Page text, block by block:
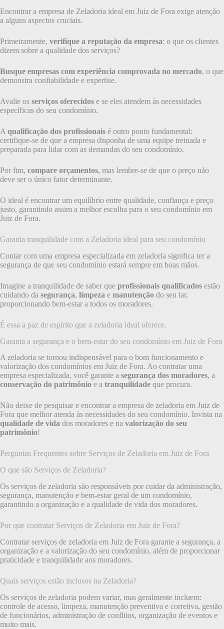
Encontrar a empresa de Zeladoria ideal em Juiz de Fora exige atenção
a alguns aspectos cruciais.
Primeiramente, verifique a reputação da empresa: o que os clientes
dizem sobre a qualidade dos serviços?
Busque empresas com experiência comprovada no mercado, o que
demonstra confiabilidade e expertise.
Avalie os serviços oferecidos e se eles atendem às necessidades
específicas do seu condomínio.
A qualificação dos profissionais é outro ponto fundamental:
certifique-se de que a empresa disponha de uma equipe treinada e
preparada para lidar com as demandas do seu condomínio.
Por fim, compare orçamentos, mas lembre-se de que o preço não
deve ser o único fator determinante.
O ideal é encontrar um equilíbrio entre qualidade, confiança e preço
justo, garantindo assim a melhor escolha para o seu condomínio em
Juiz de Fora.
Garanta tranquilidade com a Zeladoria ideal para seu condomínio
Contar com uma empresa especializada em zeladoria significa ter a
segurança de que seu condomínio estará sempre em boas mãos.
Imagine a tranquilidade de saber que profissionais qualificados estão
cuidando da segurança, limpeza e manutenção do seu lar,
proporcionando bem-estar a todos os moradores.
É essa a paz de espírito que a zeladoria ideal oferece.
Garanta a segurança e o bem-estar do seu condomínio em Juiz de Fora
A zeladoria se tornou indispensável para o bom funcionamento e
valorização dos condomínios em Juiz de Fora. Ao contratar uma
empresa especializada, você garante a segurança dos moradores, a
conservação do patrimônio e a tranquilidade que procura.
Não deixe de pesquisar e encontrar a empresa de zeladoria em Juiz de
Fora que melhor atenda às necessidades do seu condomínio. Invista na
qualidade de vida dos moradores e na valorização do seu
patrimônio!
Perguntas Frequentes sobre Serviços de Zeladoria em Juiz de Fora
O que são Serviços de Zeladoria?
Os serviços de zeladoria são responsáveis por cuidar da administração,
segurança, manutenção e bem-estar geral de um condomínio,
garantindo a organização e a qualidade de vida dos moradores.
Por que contratar Serviços de Zeladoria em Juiz de Fora?
Contratar serviços de zeladoria em Juiz de Fora garante a segurança, a
organização e a valorização do seu condomínio, além de proporcionar
praticidade e tranquilidade aos moradores.
Quais serviços estão inclusos na Zeladoria?
Os serviços de zeladoria podem variar, mas geralmente incluem:
controle de acesso, limpeza, manutenção preventiva e corretiva, gestão
de funcionários, administração de conflitos, organização de eventos e
muito mais.